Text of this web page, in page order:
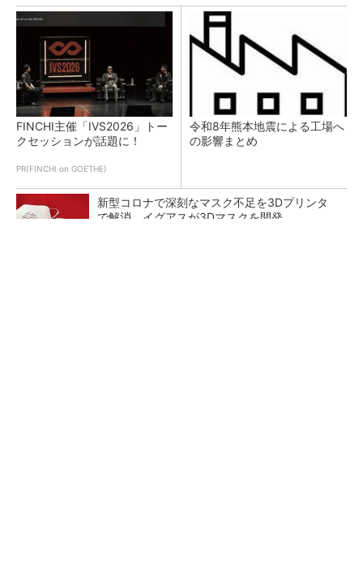
FINCHI主催「IVS2026」トー
クセッションが話題に！
PR(FINCHI on GOETHE)
令和8年熊本地震による工場へ
の影響まとめ
新型コロナで深刻なマスク不足を3Dプリンタ
で解消、イグアスが3Dマスクを開発